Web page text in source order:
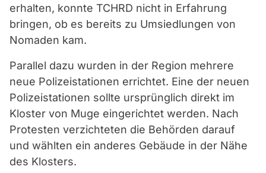
erhalten, konnte TCHRD nicht in Erfahrung
bringen, ob es bereits zu Umsiedlungen von
Nomaden kam.
Parallel dazu wurden in der Region mehrere
neue Polizeistationen errichtet. Eine der neuen
Polizeistationen sollte ursprünglich direkt im
Kloster von Muge eingerichtet werden. Nach
Protesten verzichteten die Behörden darauf
und wählten ein anderes Gebäude in der Nähe
des Klosters.